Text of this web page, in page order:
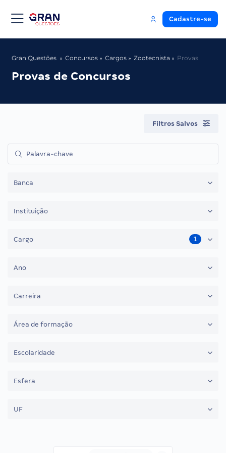
Cadastre-se
Gran Questões Concursos Cargos Zootecnista Provas
Provas de Concursos
Filtros Salvos
Banca
Instituição
Cargo 1
Ano
Carreira
Área de formação
Escolaridade
Esfera
UF